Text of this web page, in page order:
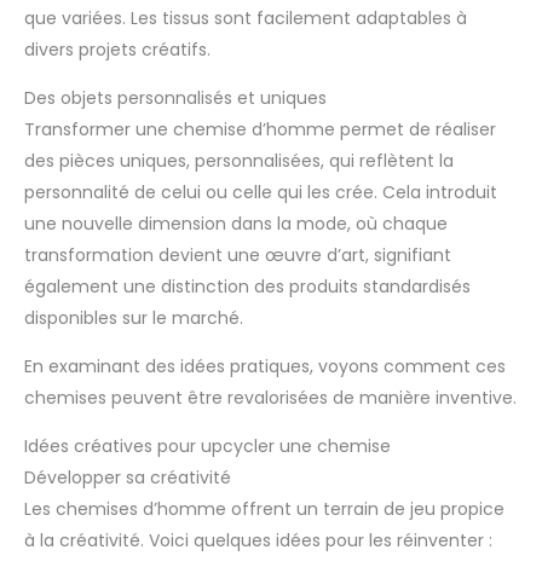
que variées. Les tissus sont facilement adaptables à
divers projets créatifs.
Des objets personnalisés et uniques
Transformer une chemise d’homme permet de réaliser
des pièces uniques, personnalisées, qui reflètent la
personnalité de celui ou celle qui les crée. Cela introduit
une nouvelle dimension dans la mode, où chaque
transformation devient une œuvre d’art, signifiant
également une distinction des produits standardisés
disponibles sur le marché.
En examinant des idées pratiques, voyons comment ces
chemises peuvent être revalorisées de manière inventive.
Idées créatives pour upcycler une chemise
Développer sa créativité
Les chemises d’homme offrent un terrain de jeu propice
à la créativité. Voici quelques idées pour les réinventer :